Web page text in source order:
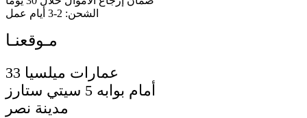
الشحن: 2-3 أيام عمل
أمام بوابه 5 سيتي ستارز
مدينة نصر